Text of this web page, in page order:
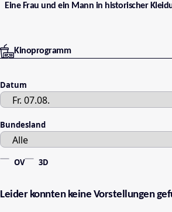
Eine Frau und ein Mann in historischer
Kinoprogramm
Datum
Bundesland
OV 3D
Leider konnten keine Vorstellungen